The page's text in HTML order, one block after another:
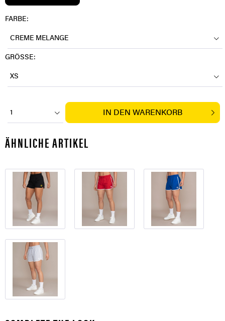
FARBE:
CREME MELANGE
GRÖSSE:
XS
1 IN DEN WARENKORB
ÄHNLICHE ARTIKEL